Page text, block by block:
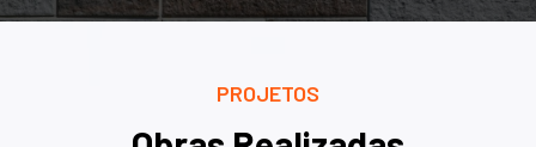
PROJETOS